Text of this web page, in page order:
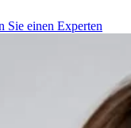
Sie einen Experten